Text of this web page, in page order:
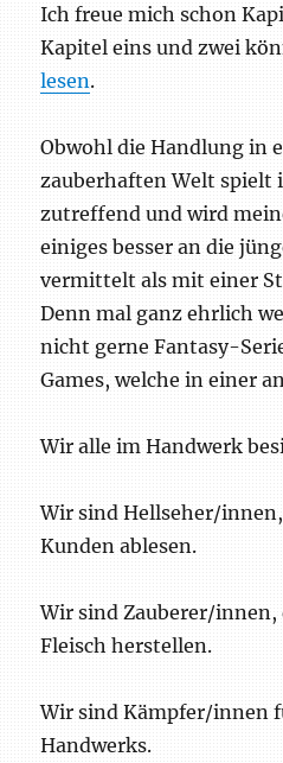
Ich freue mich schon
Kapitel eins und zwei
lesen.
Obwohl die Handlung in
zauberhaften Welt
zutreffend und wird
einiges besser an die
vermittelt als mit einer
Denn mal ganz ehrlich
nicht gerne Fantasy-
Games, welche in einer
Wir alle im Handwerk
Wir sind Hellseher/
Kunden ablesen.
Wir sind Zauberer/innen,
Fleisch herstellen.
Wir sind Kämpfer/innen
Handwerks.